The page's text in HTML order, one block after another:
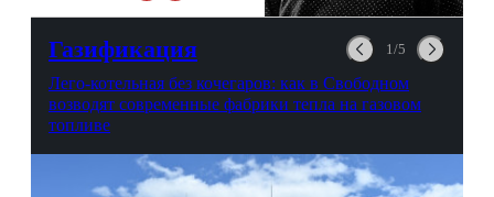
Газификация 1/5
Лего-котельная без кочегаров: как в Свободном
возводят современные фабрики тепла на газовом
топливе